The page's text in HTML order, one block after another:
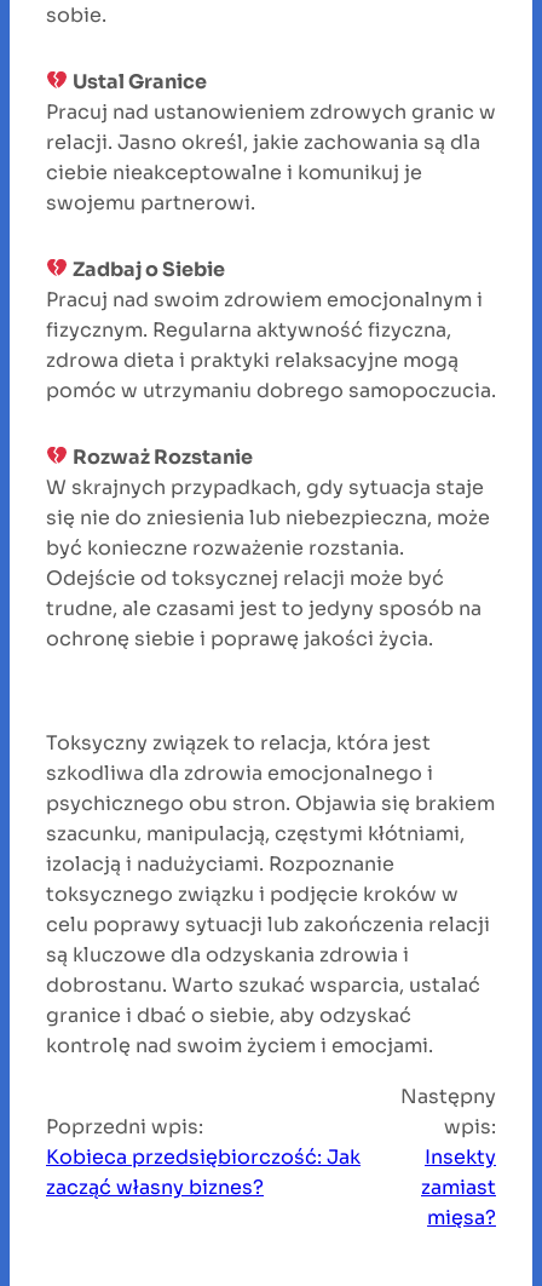
sobie.
Ustal Granice
Pracuj nad ustanowieniem zdrowych granic w
relacji. Jasno określ, jakie zachowania są dla
ciebie nieakceptowalne i komunikuj je
swojemu partnerowi.
Zadbaj o Siebie
Pracuj nad swoim zdrowiem emocjonalnym i
fizycznym. Regularna aktywność fizyczna,
zdrowa dieta i praktyki relaksacyjne mogą
pomóc w utrzymaniu dobrego samopoczucia.
Rozważ Rozstanie
W skrajnych przypadkach, gdy sytuacja staje
się nie do zniesienia lub niebezpieczna, może
być konieczne rozważenie rozstania.
Odejście od toksycznej relacji może być
trudne, ale czasami jest to jedyny sposób na
ochronę siebie i poprawę jakości życia.
Toksyczny związek to relacja, która jest
szkodliwa dla zdrowia emocjonalnego i
psychicznego obu stron. Objawia się brakiem
szacunku, manipulacją, częstymi kłótniami,
izolacją i nadużyciami. Rozpoznanie
toksycznego związku i podjęcie kroków w
celu poprawy sytuacji lub zakończenia relacji
są kluczowe dla odzyskania zdrowia i
dobrostanu. Warto szukać wsparcia, ustalać
granice i dbać o siebie, aby odzyskać
kontrolę nad swoim życiem i emocjami.
Poprzedni wpis:
Kobieca przedsiębiorczość: Jak
zacząć własny biznes?
Następny
wpis:
Insekty
zamiast
mięsa?